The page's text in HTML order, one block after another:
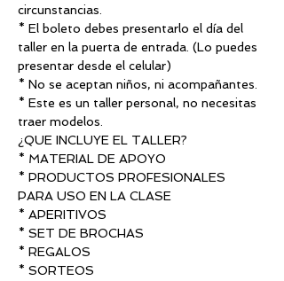
circunstancias.
* El boleto debes presentarlo el día del
taller en la puerta de entrada. (Lo puedes
presentar desde el celular)
* No se aceptan niños, ni acompañantes.
* Este es un taller personal, no necesitas
traer modelos.
¿QUE INCLUYE EL TALLER?
* MATERIAL DE APOYO
* PRODUCTOS PROFESIONALES
PARA USO EN LA CLASE
* APERITIVOS
* SET DE BROCHAS
* REGALOS
* SORTEOS